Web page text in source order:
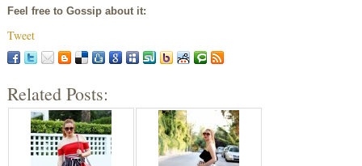
Feel free to Gossip about it:
Tweet
Related Posts: